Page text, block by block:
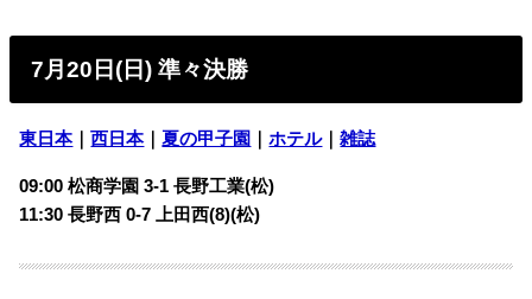
7月20日(日) 準々決勝
東日本｜西日本｜夏の甲子園 ｜ホテル｜雑誌
09:00 松商学園 3-1 長野工業(松)
11:30 長野西 0-7 上田西(8)(松)